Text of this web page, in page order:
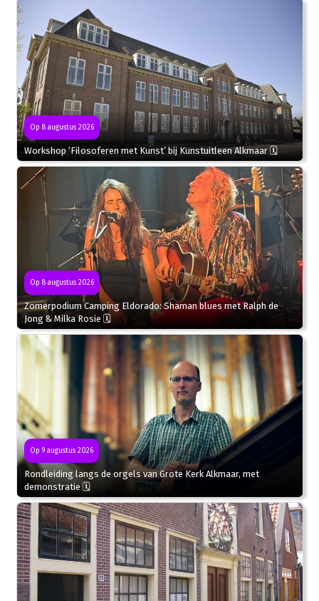
Op 8 augustus 2026
Workshop ‘Filosoferen met Kunst’ bij Kunstuitleen Alkmaar 🗓
Op 8 augustus 2026
Zomerpodium Camping Eldorado: Shaman blues met Ralph de
Jong & Milka Rosie 🗓
Op 9 augustus 2026
Rondleiding langs de orgels van Grote Kerk Alkmaar, met
demonstratie 🗓